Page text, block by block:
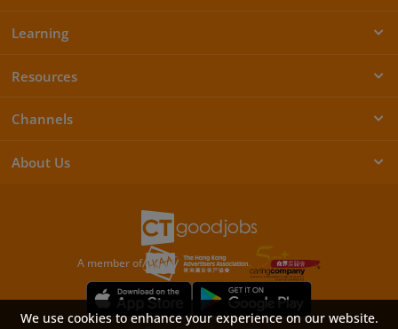
Learning
Resources
Channels
About Us
A member of
We use cookies to enhance your experience on our website.